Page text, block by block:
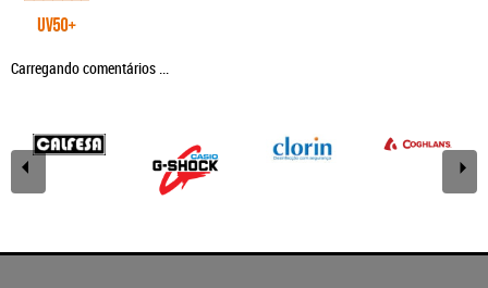
Carregando comentários ...